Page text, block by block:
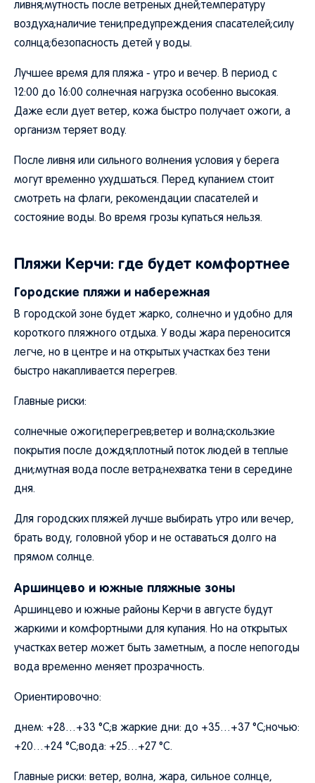
ливня;мутность после ветреных дней;температуру
воздуха;наличие тени;предупреждения спасателей;силу
солнца;безопасность детей у воды.
Лучшее время для пляжа - утро и вечер. В период с
12:00 до 16:00 солнечная нагрузка особенно высокая.
Даже если дует ветер, кожа быстро получает ожоги, а
организм теряет воду.
После ливня или сильного волнения условия у берега
могут временно ухудшаться. Перед купанием стоит
смотреть на флаги, рекомендации спасателей и
состояние воды. Во время грозы купаться нельзя.
Пляжи Керчи: где будет комфортнее
Городские пляжи и набережная
В городской зоне будет жарко, солнечно и удобно для
короткого пляжного отдыха. У воды жара переносится
легче, но в центре и на открытых участках без тени
быстро накапливается перегрев.
Главные риски:
солнечные ожоги;перегрев;ветер и волна;скользкие
покрытия после дождя;плотный поток людей в теплые
дни;мутная вода после ветра;нехватка тени в середине
дня.
Для городских пляжей лучше выбирать утро или вечер,
брать воду, головной убор и не оставаться долго на
прямом солнце.
Аршинцево и южные пляжные зоны
Аршинцево и южные районы Керчи в августе будут
жаркими и комфортными для купания. Но на открытых
участках ветер может быть заметным, а после непогоды
вода временно меняет прозрачность.
Ориентировочно:
днем: +28…+33 °C;в жаркие дни: до +35…+37 °C;ночью:
+20…+24 °C;вода: +25…+27 °C.
Главные риски: ветер, волна, жара, сильное солнце,